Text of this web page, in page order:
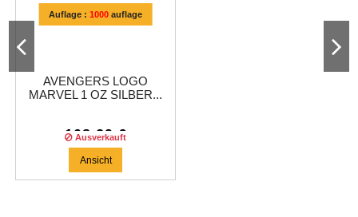
Auflage : 1000auflage
AVENGERS LOGO
MARVEL 1 OZ SILBER...
108,29 €
Ausverkauft
Ansicht